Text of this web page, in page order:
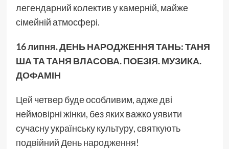
легендарний колектив у камерній, майже
сімейній атмосфері.
16 липня. ДЕНЬ НАРОДЖЕННЯ ТАНЬ: ТАНЯ
ША ТА ТАНЯ ВЛАСОВА. ПОЕЗІЯ. МУЗИКА.
ДОФАМІН
Цей четвер буде особливим, адже дві
неймовірні жінки, без яких важко уявити
сучасну українську культуру, святкують
подвійний День народження!